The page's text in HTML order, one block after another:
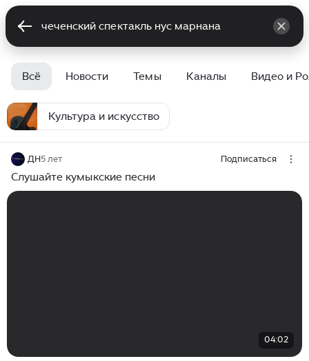
Всё Новости Темы Каналы Видео и
Культура и искусство
ДН5 лет Подписаться
Слушайте кумыкские песни
04:02